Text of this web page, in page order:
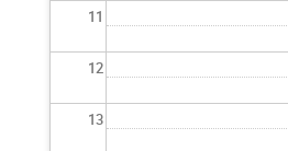
11
12
13